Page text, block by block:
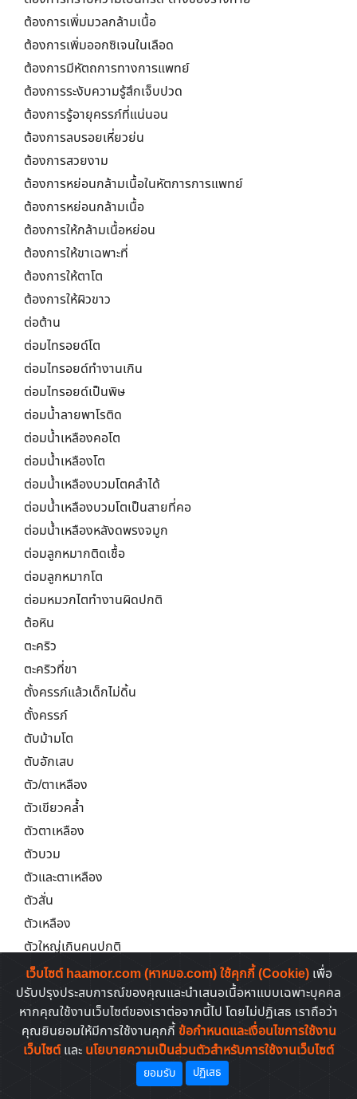
ต้องการเพิ่มมวลกล้ามเนื้อ
ต้องการเพิ่มออกซิเจนในเลือด
ต้องการมีหัตถการทางการแพทย์
ต้องการระงับความรู้สึกเจ็บปวด
ต้องการรู้อายุครรภ์ที่แน่นอน
ต้องการลบรอยเหี่ยวย่น
ต้องการสวยงาม
ต้องการหย่อนกล้ามเนื้อในหัตการการแพทย์
ต้องการหย่อนกล้ามเนื้อ
ต้องการให้กล้ามเนื้อหย่อน
ต้องการให้ขาเฉพาะที่
ต้องการให้ตาโต
ต้องการให้ผิวขาว
ต่อต้าน
ต่อมไทรอยด์โต
ต่อมไทรอยด์ทำงานเกิน
ต่อมไทรอยด์เป็นพิษ
ต่อมน้ำลายพาโรติด
ต่อมน้ำเหลืองคอโต
ต่อมน้ำเหลืองโต
ต่อมน้ำเหลืองบวมโตคลำได้
ต่อมน้ำเหลืองบวมโตเป็นสายที่คอ
ต่อมน้ำเหลืองหลังดพรงจมูก
ต่อมลูกหมากติดเชื้อ
ต่อมลูกหมากโต
ต่อมหมวกไตทำงานผิดปกติ
ต้อหิน
ตะคริว
ตะคริวที่ขา
ตั้งครรภ์แล้วเด็กไม่ดิ้น
ตั้งครรภ์
ตับม้ามโต
ตับอักเสบ
ตัว/ตาเหลือง
ตัวเขียวคล้ำ
ตัวตาเหลือง
ตัวบวม
ตัวและตาเหลือง
ตัวสั่น
ตัวเหลือง
ตัวใหญ่เกินคนปกติ
ตากระตุก
ตาเข
ตาเขม่น
ตาแดง
เว็บไซต์ haamor.com (หาหมอ.com) ใช้คุกกี้ (Cookie) เพื่อ
ปรับปรุงประสบการณ์ของคุณและนำเสนอเนื้อหาแบบเฉพาะบุคคล
หากคุณใช้งานเว็บไซต์ของเราต่อจากนี้ไป โดยไม่ปฏิเสธ เราถือว่า
คุณยินยอมให้มีการใช้งานคุกกี้ ข้อกำหนดและเงื่อนไขการใช้งาน
เว็บไซต์และ นโยบายความเป็นส่วนตัวสำหรับการใช้งานเว็บไซต์
ยอมรับ ปฏิเสธ